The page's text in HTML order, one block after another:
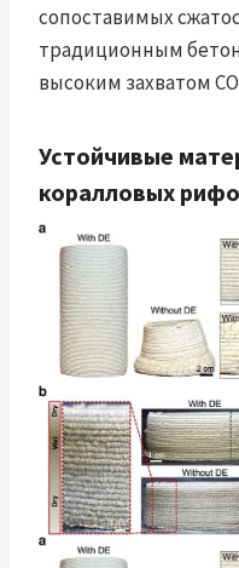
сопоставимых
традиционным
высоким захватом
Устойчивые
коралловых